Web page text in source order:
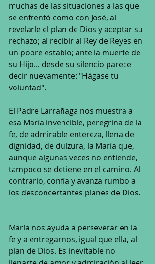
muchas de las situaciones a las que
se enfrentó como con José, al
revelarle el plan de Dios y aceptar su
rechazo; al recibir al Rey de Reyes en
un pobre establo; ante la muerte de
su Hijo... desde su silencio parece
decir nuevamente: "Hágase tu
voluntad".
El Padre Larrañaga nos muestra a
esa María invencible, peregrina de la
fe, de admirable entereza, llena de
dignidad, de dulzura, la María que,
aunque algunas veces no entiende,
tampoco se detiene en el camino. Al
contrario, confía y avanza rumbo a
los desconcertantes planes de Dios.
María nos ayuda a perseverar en la
fe y a entregarnos, igual que ella, al
plan de Dios. Es inevitable no